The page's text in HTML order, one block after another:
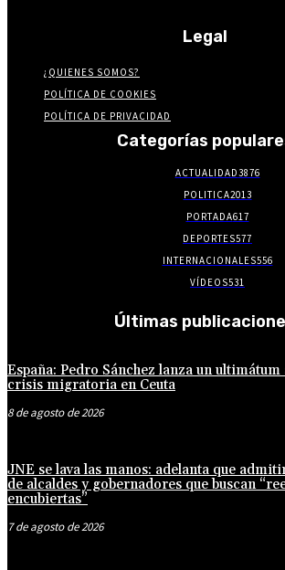
Legal
¿QUIENES SOMOS?
POLÍTICA DE COOKIES
POLÍTICA DE PRIVACIDAD
Categorías
ACTUALIDAD3876
POLITICA2013
PORTADA617
DEPORTES577
INTERNACIONALES556
VÍDEOS531
Últimas
España: Pedro Sánchez lanza un
crisis migratoria en Ceuta
8 de agosto de 2026
JNE se lava las manos: adelanta que
de alcaldes y gobernadores que buscan
encubiertas”
7 de agosto de 2026